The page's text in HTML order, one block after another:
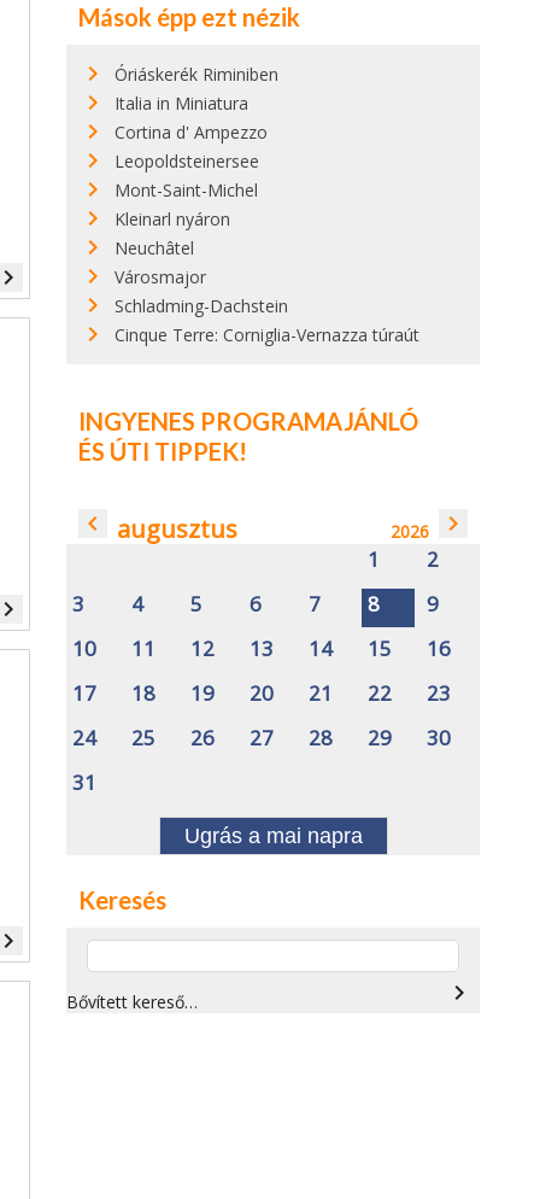
navigate_next
navigate_next
navigate_next
Mások épp ezt nézik
Óriáskerék Riminiben
Italia in Miniatura
Cortina d' Ampezzo
Leopoldsteinersee
Mont-Saint-Michel
Kleinarl nyáron
Neuchâtel
Városmajor
Schladming-Dachstein
Cinque Terre: Corniglia-Vernazza túraút
INGYENES PROGRAMAJÁNLÓ
ÉS ÚTI TIPPEK!
navigate_before augusztus 2026 navigate_next
1
2
3
4 5 6 7 8
9
10
11 12 13 14 15
16
17
18 19 20 21 22
23
24
25 26 27 28 29
30
31
Ugrás a mai napra
Keresés
Bővített kereső… navigate_next